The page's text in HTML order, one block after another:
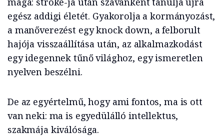
egész addigi életét. Gyakorolja a kormányozást,
a manőverezést egy knock down, a felborult
hajója visszaállítása után, az alkalmazkodást
egy idegennek tűnő világhoz, egy ismeretlen
nyelven beszélni.
De az egyértelmű, hogy ami fontos, ma is ott
van neki: ma is egyedülálló intellektus,
szakmája kiválósága.